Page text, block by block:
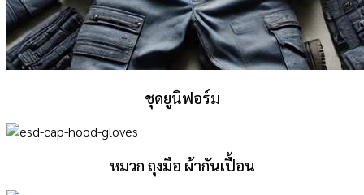
ชุดยูนิฟอร์ม
หมวก ถุงมือ ผ้ากันเปื้อน